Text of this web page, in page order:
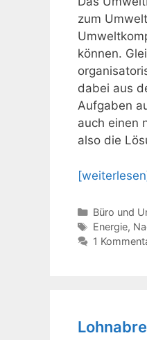
zum
können.
dabei aus
Aufgaben
auch einen
also die
Kategorien
Büro und
Energie,
1